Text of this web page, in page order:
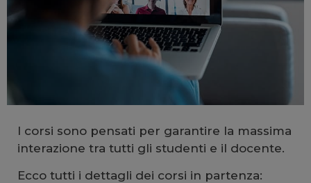
I corsi sono pensati per garantire la massima
interazione tra tutti gli studenti e il docente.
Ecco tutti i dettagli dei corsi in partenza: